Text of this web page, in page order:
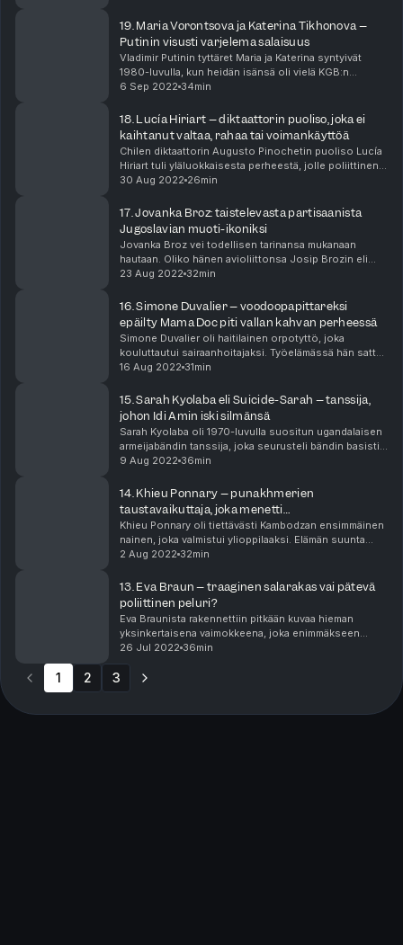
legendoih...
19. Maria Vorontsova ja Katerina Tikhonova –
Putinin visusti varjelema salaisuus
Vladimir Putinin tyttäret Maria ja Katerina syntyivät
1980-luvulla, kun heidän isänsä oli vielä KGB:n
agentti. Valtaan noustuaan Putin vaikeni tyttäristään
6 Sep 2022 34min
18. Lucía Hiriart – diktaattorin puoliso, joka ei
kaihtanut valtaa, rahaa tai voimankäyttöä
Chilen diktaattorin Augusto Pinochetin puoliso Lucía
Hiriart tuli yläluokkaisesta perheestä, jolle poliittinen
valta ei ollut vierasta. Uskotaan, että juuri hän antoi
30 Aug 2022 26min
17. Jovanka Broz: taistelevasta partisaanista
Jugoslavian muoti-ikoniksi
Jovanka Broz vei todellisen tarinansa mukanaan
hautaan. Oliko hänen avioliittonsa Josip Brozin eli
Titon kanssa todella onnellista yhteiseloa vai juoniko
23 Aug 2022 32min
16. Simone Duvalier – voodoopapittareksi
epäilty Mama Doc piti vallan kahvan perheessä
Simone Duvalier oli haitilainen orpotyttö, joka
kouluttautui sairaanhoitajaksi. Työelämässä hän sattui
tapaamaan lääkärin nimeltä Francois Duvalier. Tälle
16 Aug 2022 31min
15. Sarah Kyolaba eli Suicide-Sarah – tanssija,
johon Idi Amin iski silmänsä
Sarah Kyolaba oli 1970-luvulla suositun ugandalaisen
armeijabändin tanssija, joka seurusteli bändin basistin
kanssa. Hänellä olisi voinut olla onnellinen,
9 Aug 2022 36min
14. Khieu Ponnary – punakhmerien
taustavaikuttaja, joka menetti
mielenterveytensä
Khieu Ponnary oli tiettävästi Kambodzan ensimmäinen
nainen, joka valmistui ylioppilaaksi. Elämän suunta
muuttui pariisilaisissa sosialistipiireissä, joissa hän
2 Aug 2022 32min
13. Eva Braun – traaginen salarakas vai pätevä
poliittinen peluri?
Eva Braunista rakennettiin pitkään kuvaa hieman
yksinkertaisena vaimokkeena, joka enimmäkseen
odotteli, että Hitler tulisi kotiin ja julistaisi hääpäivän.
Uudempi tutkimus ja kirjallisuus on osoittanu...
26 Jul 2022 36min
1 2 3